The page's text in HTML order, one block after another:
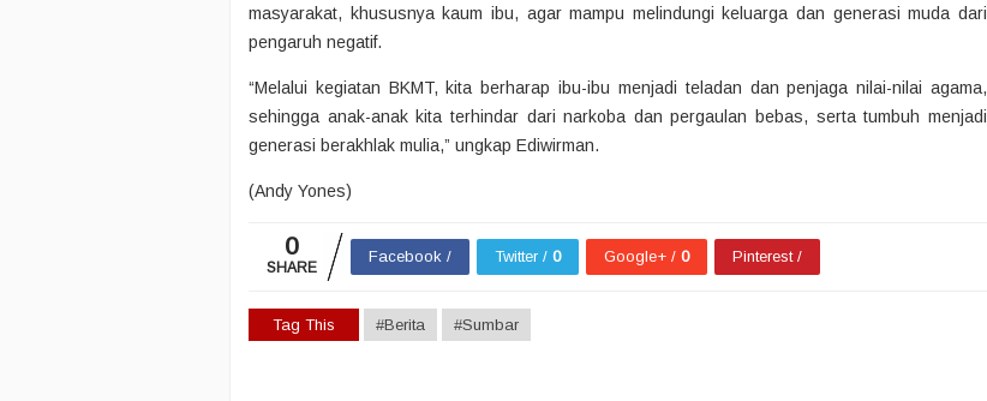
masyarakat, khususnya kaum ibu, agar mampu melindungi keluarga dan generasi muda dari
pengaruh negatif.
“Melalui kegiatan BKMT, kita berharap ibu-ibu menjadi teladan dan penjaga nilai-nilai agama,
sehingga anak-anak kita terhindar dari narkoba dan pergaulan bebas, serta tumbuh menjadi
generasi berakhlak mulia,” ungkap Ediwirman.
(Andy Yones)
0
SHARE
Facebook / Twitter / 0 Google+ / 0 Pinterest /
Tag This #Berita #Sumbar